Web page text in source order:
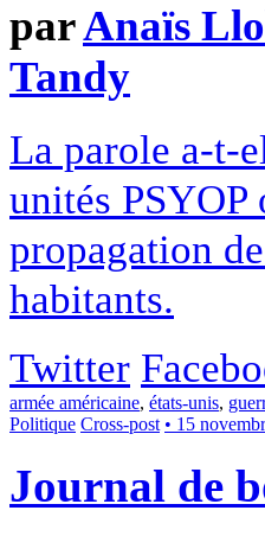
parAnaïs
Tandy
La parole a-t-
unités
propagation
habitants.
Twitter
armée américaine, états-unis,
Politique Cross-post • 15
Journal de